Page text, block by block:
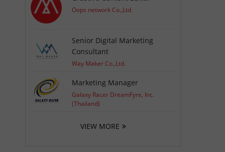
Oops network Co.,Ltd.
Senior Digital Marketing
Consultant
Way Maker Co.,Ltd.
Marketing Manager
Galaxy Racer DreamFyre, Inc.
(Thailand)
VIEW MORE